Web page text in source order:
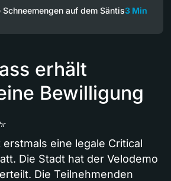
Schneemengen auf dem Säntis3 Min
erhält
Bewilligung
eine legale Critical
Die Stadt hat der Velodemo
Die Teilnehmenden